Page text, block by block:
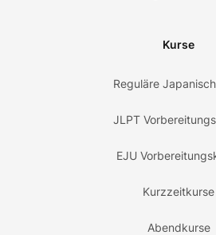
Kurse
Reguläre
JLPT
EJU
Kurzzeitkurse
Abendkurse